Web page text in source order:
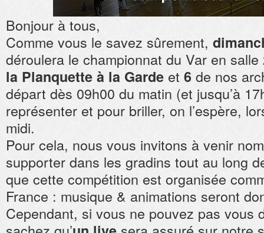
Bonjour à tous,
Comme vous le savez sûrement,
déroulera le championnat du Var en
la Planquette à la Garde et 6 de nos
départ dès 09h00 du matin (et jusqu’à
représenter et pour briller, on l’espère,
midi.
Pour cela, nous vous invitons à venir
supporter dans les gradins tout au long
que cette compétition est organisée
France : musique & animations seront
Cependant, si vous ne pouvez pas vous